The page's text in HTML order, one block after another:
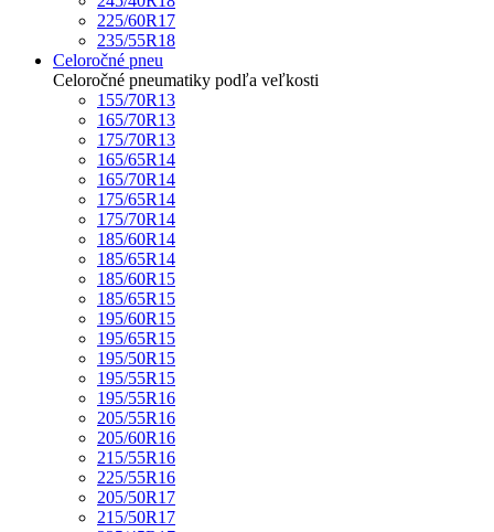
225/60R17
235/55R18
Celoročné pneu
Celoročné pneumatiky podľa veľkosti
155/70R13
165/70R13
175/70R13
165/65R14
165/70R14
175/65R14
175/70R14
185/60R14
185/65R14
185/60R15
185/65R15
195/60R15
195/65R15
195/50R15
195/55R15
195/55R16
205/55R16
205/60R16
215/55R16
225/55R16
205/50R17
215/50R17